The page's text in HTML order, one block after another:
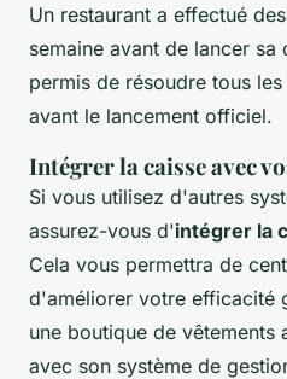
Un restaurant a effectué
semaine avant de lancer sa
permis de résoudre tous
avant le lancement officiel.
Intégrer la caisse avec
Si vous utilisez d'autres
assurez-vous d'intégrer la
Cela vous permettra de
d'améliorer votre efficacité
une boutique de vêtements
avec son système de